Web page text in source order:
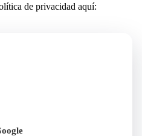
de privacidad aquí: